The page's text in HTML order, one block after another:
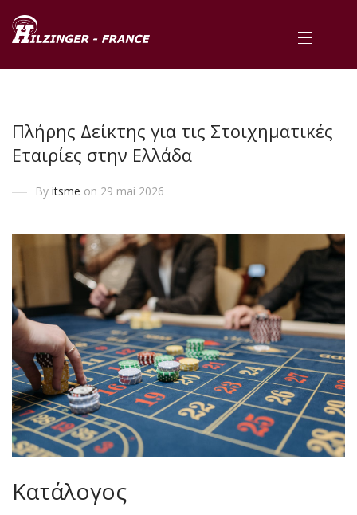
Πλήρης Δείκτης για τις Στοιχηματικές
Εταιρίες στην Ελλάδα
By itsme on 29 mai 2026
Κατάλογος